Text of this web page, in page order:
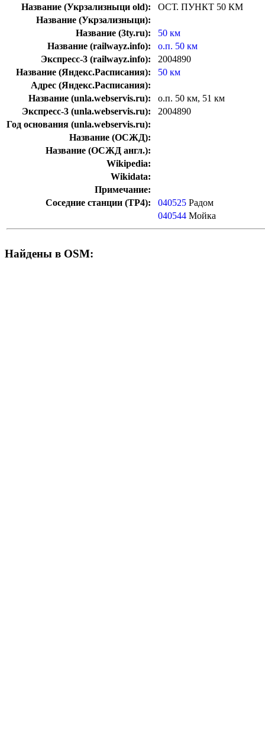
Название (Укрзализныци old):
ОСТ. ПУНКТ 50 КМ
Название (Укрзализныци):
Название (3ty.ru):
50 км
Название (railwayz.info):
о.п. 50 км
Экспресс-3 (railwayz.info):
2004890
Название (Яндекс.Расписания):
50 км
Адрес (Яндекс.Расписания):
Название (unla.webservis.ru):
о.п. 50 км, 51 км
Экспресс-3 (unla.webservis.ru):
2004890
Год основания (unla.webservis.ru):
Название (ОСЖД):
Название (ОСЖД англ.):
Wikipedia:
Wikidata:
Примечание:
Соседние станции (ТР4):
040525 Радом
040544 Мойка
Найдены в OSM: